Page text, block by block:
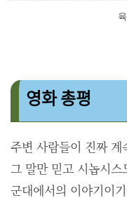
영화 총평
주변 사람들이 진짜
그 말만 믿고 시놉시
군대에서의 이야기이